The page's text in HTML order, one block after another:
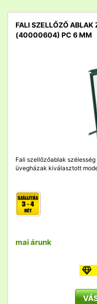
FALI SZELLŐZŐ ABLAK
(40000604) PC 6 MM
Fali szellőzőablak szélesség
üvegházak kiválasztott
mai árunk